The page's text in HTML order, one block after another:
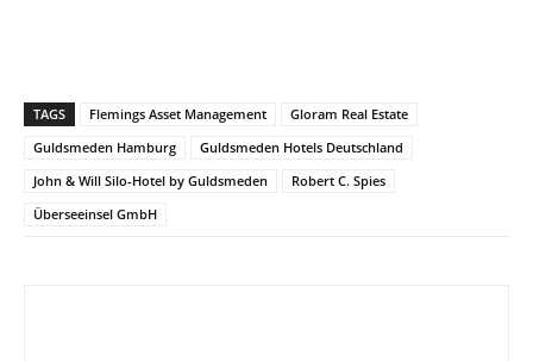
TAGS Flemings Asset Management
Gloram Real Estate
Guldsmeden Hamburg
Guldsmeden Hotels Deutschland
John & Will Silo-Hotel by Guldsmeden
Robert C. Spies
Überseeinsel GmbH